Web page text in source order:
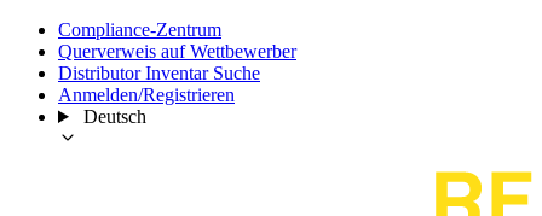
Compliance-Zentrum
Querverweis auf Wettbewerber
Distributor Inventar Suche
Anmelden/Registrieren
Deutsch